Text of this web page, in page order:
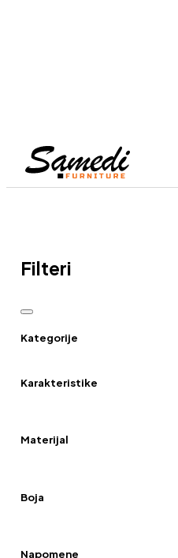
Filteri
Kategorije
Karakteristike
Materijal
Boja
Napomene